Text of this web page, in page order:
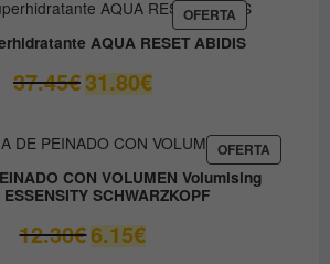
era:
59.05€.
es:
41.33€.
OFERTAPRODUCTO
EN
OFERTA
AQUA RESET ABIDIS
37.45€ El
precio
era:
37.45€.
31.80€El
precio
es:
31.80€.
OFERTA
EN
CON VOLUMEN Volumising
SCHWARZKOPF
12.30€El
precio
6.15€El
precio